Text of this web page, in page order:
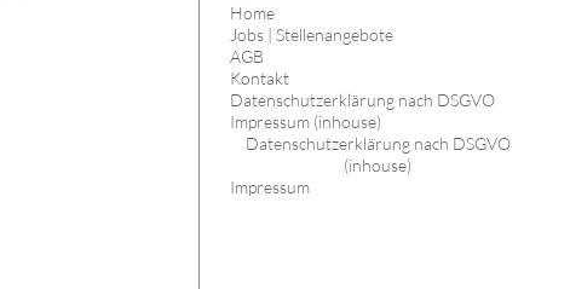
Home
Jobs | Stellenangebote
AGB
Kontakt
Datenschutzerklärung nach DSGVO
Impressum (inhouse)
Datenschutzerklärung nach DSGVO
(inhouse)
Impressum